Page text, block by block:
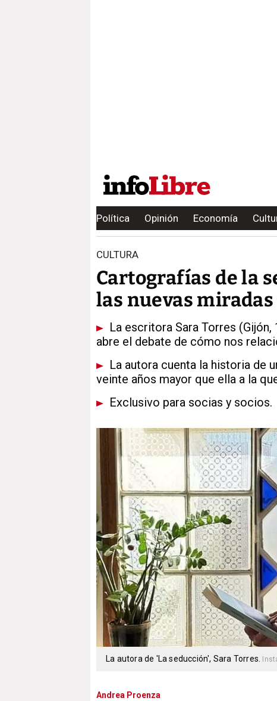
Política Opinión Economía
CULTURA
Cartografías de la
las nuevas
La escritora Sara Torres
abre el debate de cómo nos
La autora cuenta la historia de
veinte años mayor que ella a la
Exclusivo para socias y socios.
La autora de 'La seducción', Sara Torres.
Andrea Proenza